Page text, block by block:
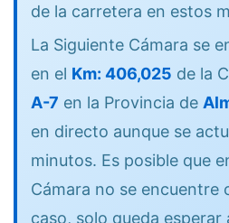
de la carretera en estos
La Siguiente Cámara se
en el Km: 406,025 de la
A-7 en la Provincia de
en directo aunque se
minutos. Es posible que
Cámara no se encuentre
caso, solo queda esperar